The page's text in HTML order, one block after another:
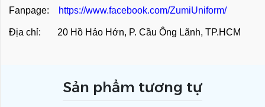
Fanpage: https://www.facebook.com/ZumiUniform/
Địa chỉ: 20 Hồ Hảo Hớn, P. Cầu Ông Lãnh, TP.HCM
Sản phẩm tương tự